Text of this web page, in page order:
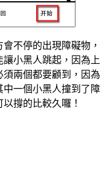
不停的出現障礙物，
小黑人跳起，因為上
兩個都要顧到，因為
中一個小黑人撞到了障
撐的比較久囉！